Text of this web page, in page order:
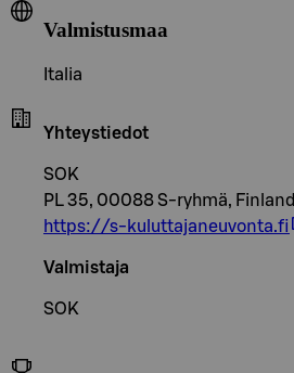
Valmistusmaa
Italia
Yhteystiedot
SOK
PL 35, 00088 S-ryhmä, Finland
https://s-kuluttajaneuvonta.fi
Valmistaja
SOK